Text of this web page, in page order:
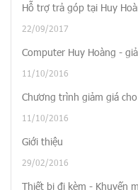
Hỗ trợ trả góp tại Huy
22/09/2017
Computer Huy Hoàng -
11/10/2016
Chương trình giảm giá
11/10/2016
Giới thiệu
29/02/2016
Thiết bị đi kèm - Khuyến